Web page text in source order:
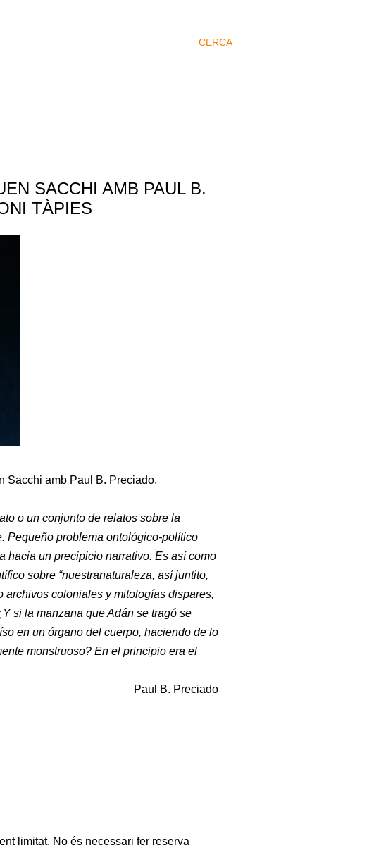
CERCA
SACCHI AMB PAUL B.
TÀPIES
Sacchi amb Paul B. Preciado.
o un conjunto de relatos sobre la
Pequeño problema ontológico-político
hacia un precipicio narrativo. Es así como
sobre “nuestranaturaleza, así juntito,
archivos coloniales y mitologías dispares,
si la manzana que Adán se tragó se
en un órgano del cuerpo, haciendo de lo
monstruoso? En el principio era el
Paul B. Preciado
limitat. No és necessari fer reserva